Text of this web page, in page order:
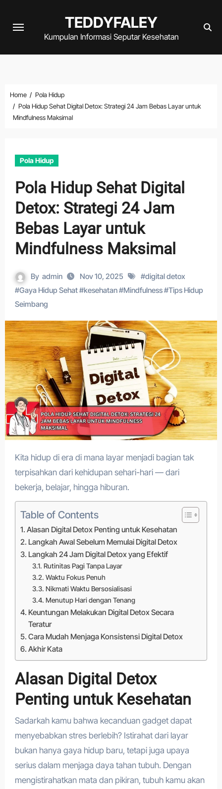
TEDDYFALEY
Kumpulan Informasi Seputar Kesehatan
Home
Pola Hidup
Pola Hidup Sehat Digital Detox: Strategi 24 Jam Bebas Layar untuk
Mindfulness Maksimal
Pola Hidup
Pola Hidup Sehat Digital
Detox: Strategi 24 Jam
Bebas Layar untuk
Mindfulness Maksimal
By admin Nov 10, 2025 #digital detox
#Gaya Hidup Sehat#kesehatan#Mindfulness#Tips Hidup
Seimbang
Kita hidup di era di mana layar menjadi bagian tak
terpisahkan dari kehidupan sehari-hari — dari
bekerja, belajar, hingga hiburan.
Table of Contents
Alasan Digital Detox Penting untuk Kesehatan
Langkah Awal Sebelum Memulai Digital Detox
Langkah 24 Jam Digital Detox yang Efektif
Rutinitas Pagi Tanpa Layar
Waktu Fokus Penuh
Nikmati Waktu Bersosialisasi
Menutup Hari dengan Tenang
Keuntungan Melakukan Digital Detox Secara
Teratur
Cara Mudah Menjaga Konsistensi Digital Detox
Akhir Kata
Alasan Digital Detox
Penting untuk Kesehatan
Sadarkah kamu bahwa kecanduan gadget dapat
menyebabkan stres berlebih? Istirahat dari layar
bukan hanya gaya hidup baru, tetapi juga upaya
serius dalam menjaga daya tahan tubuh. Dengan
mengistirahatkan mata dan pikiran, tubuh kamu akan